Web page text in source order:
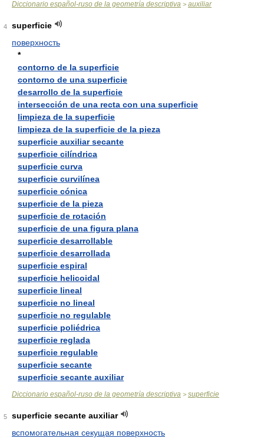
Diccionario español-ruso de la geometría descriptiva > auxiliar
4
superficie
поверхность
*
contorno de la superficie
contorno de una superficie
desarrollo de la superficie
intersección de una recta con una superficie
limpieza de la superficie
limpieza de la superficie de la pieza
superficie auxiliar secante
superficie cilíndrica
superficie curva
superficie curvilínea
superficie cónica
superficie de la pieza
superficie de rotación
superficie de una figura plana
superficie desarrollable
superficie desarrollada
superficie espiral
superficie helicoidal
superficie lineal
superficie no lineal
superficie no regulable
superficie poliédrica
superficie reglada
superficie regulable
superficie secante
superficie secante auxiliar
Diccionario español-ruso de la geometría descriptiva > superficie
5
superficie secante auxiliar
вспомогательная секущая поверхность